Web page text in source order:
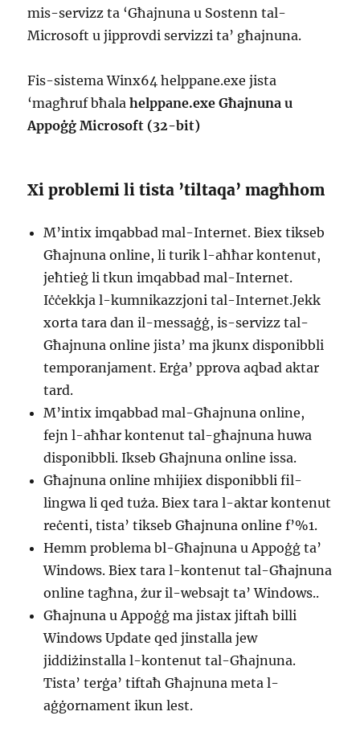
mis-servizz ta ‘Għajnuna u Sostenn tal-
Microsoft u jipprovdi servizzi ta’ għajnuna.
Fis-sistema Winx64 helppane.exe jista
‘magħruf bħalahelppane.exe Għajnuna u
Appoġġ Microsoft (32-bit)
Xi problemi li tista ’tiltaqa’ magħhom
M’intix imqabbad mal-Internet. Biex tikseb
Għajnuna online, li turik l-aħħar kontenut,
jeħtieġ li tkun imqabbad mal-Internet.
Iċċekkja l-kumnikazzjoni tal-Internet.Jekk
xorta tara dan il-messaġġ, is-servizz tal-
Għajnuna online jista’ ma jkunx disponibbli
temporanjament. Erġa’ pprova aqbad aktar
tard.
M’intix imqabbad mal-Għajnuna online,
fejn l-aħħar kontenut tal-għajnuna huwa
disponibbli. Ikseb Għajnuna online issa.
Għajnuna online mhijiex disponibbli fil-
lingwa li qed tuża. Biex tara l-aktar kontenut
reċenti, tista’ tikseb Għajnuna online f’%1.
Hemm problema bl-Għajnuna u Appoġġ ta’
Windows. Biex tara l-kontenut tal-Għajnuna
online tagħna, żur il-websajt ta’ Windows..
Għajnuna u Appoġġ ma jistax jiftaħ billi
Windows Update qed jinstalla jew
jiddiżinstalla l-kontenut tal-Għajnuna.
Tista’ terġa’ tiftaħ Għajnuna meta l-
aġġornament ikun lest.